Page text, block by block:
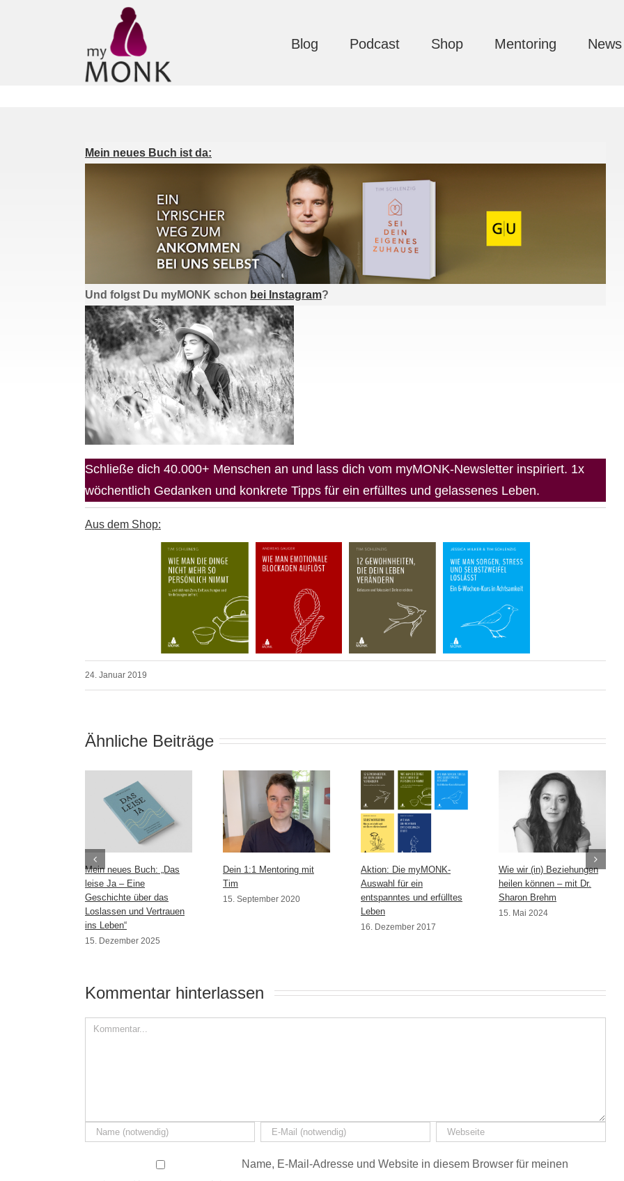
Blog Podcast Shop Mentoring News
Mein neues Buch ist da:
Und folgst Du myMONK schon bei Instagram?
Schließe dich 40.000+ Menschen an und lass dich vom myMONK-Newsletter inspiriert. 1x
wöchentlich Gedanken und konkrete Tipps für ein erfülltes und gelassenes Leben.
Aus dem Shop:
24. Januar 2019
Ähnliche Beiträge
Mein neues Buch: „Das
leise Ja – Eine
Geschichte über das
Loslassen und Vertrauen
ins Leben“
15. Dezember 2025
Dein 1:1 Mentoring mit
Tim
15. September 2020
Aktion: Die myMONK-
Auswahl für ein
entspanntes und erfülltes
Leben
16. Dezember 2017
Wie wir (in) Beziehungen
heilen können – mit Dr.
Sharon Brehm
15. Mai 2024
Kommentar hinterlassen
Name, E-Mail-Adresse und Website in diesem Browser für meinen